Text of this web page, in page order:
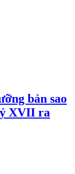
bản sao
XVII ra